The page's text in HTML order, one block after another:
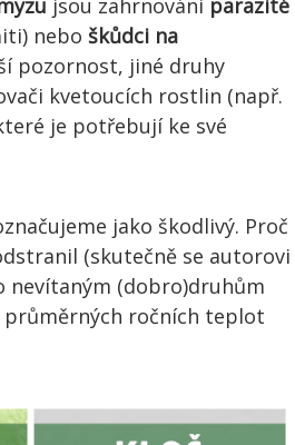
jsou zahrnováni parazité
nebo škůdci na
pozornost, jiné druhy
kvetoucích rostlin (např.
je potřebují ke své
jako škodlivý. Proč
(skutečně se autorovi
(dobro)druhům
průměrných ročních teplot